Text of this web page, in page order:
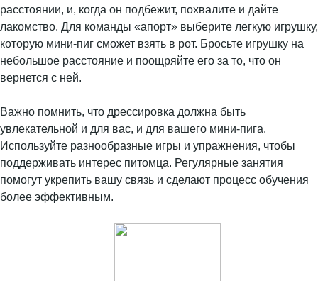
расстоянии, и, когда он подбежит, похвалите и дайте
лакомство. Для команды «апорт» выберите легкую игрушку,
которую мини-пиг сможет взять в рот. Бросьте игрушку на
небольшое расстояние и поощряйте его за то, что он
вернется с ней.
Важно помнить, что дрессировка должна быть
увлекательной и для вас, и для вашего мини-пига.
Используйте разнообразные игры и упражнения, чтобы
поддерживать интерес питомца. Регулярные занятия
помогут укрепить вашу связь и сделают процесс обучения
более эффективным.